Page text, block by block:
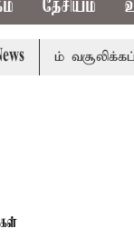
தேசியம்